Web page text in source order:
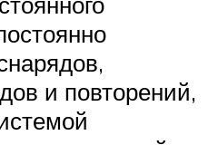
и повторений,